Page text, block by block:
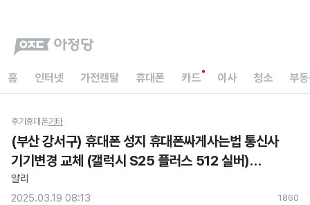
홈 인터넷 가전렌탈 휴대폰 카드 이사 청소 부
후기휴대폰기타
(부산 강서구) 휴대폰 성지 휴대폰싸게사는법 통신사
기기변경 교체 (갤럭시 S25 플러스 512 실버)
현금지원 아정당 내돈내산 후기) 로 작성
얄리
2025.03.19 08:13
1860